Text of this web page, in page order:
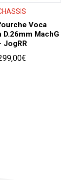
Voca
MachG
JogRR
€